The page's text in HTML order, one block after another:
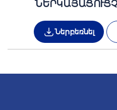
Ներբեռնել